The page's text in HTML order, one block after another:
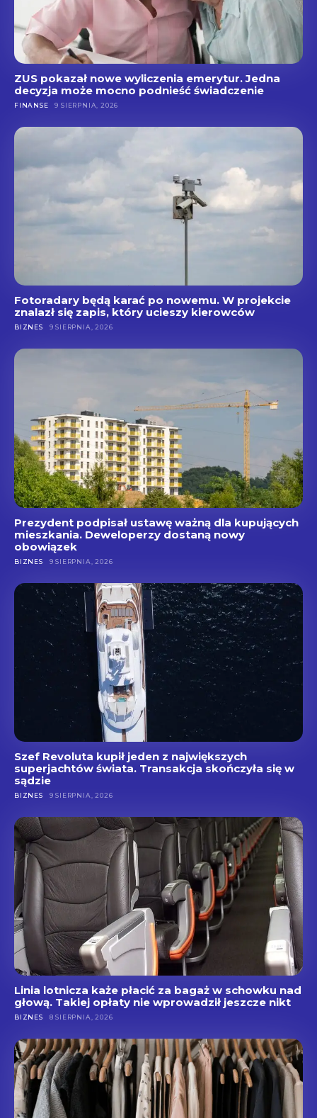
ZUS pokazał nowe wyliczenia emerytur. Jedna
decyzja może mocno podnieść świadczenie
FINANSE 9 SIERPNIA, 2026
Fotoradary będą karać po nowemu. W projekcie
znalazł się zapis, który ucieszy kierowców
BIZNES 9 SIERPNIA, 2026
Prezydent podpisał ustawę ważną dla kupujących
mieszkania. Deweloperzy dostaną nowy
obowiązek
BIZNES 9 SIERPNIA, 2026
Szef Revoluta kupił jeden z największych
superjachtów świata. Transakcja skończyła się w
sądzie
BIZNES 9 SIERPNIA, 2026
Linia lotnicza każe płacić za bagaż w schowku nad
głową. Takiej opłaty nie wprowadził jeszcze nikt
BIZNES 8 SIERPNIA, 2026